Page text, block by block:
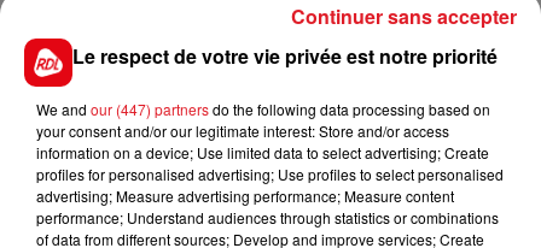
écopé de 8 mois de prison avec sursis. Il a été à
nouveau interpellé lundi, sans masque, dans le bus. Il a
même resisté aux forces de l'ordre. Résultat : il
passera le reste de son confinement en prison.
FIL D'ACTUS
Le respect de votre vie privée est notre priorité
We and our (447) partnersdo the following data processing based on
your consent and/or our legitimate interest: Store and/or access
information on a device; Use limited data to select advertising; Create
profiles for personalised advertising; Use profiles to select personalised
advertising; Measure advertising performance; Measure content
performance; Understand audiences through statistics or combinations
of data from different sources; Develop and improve services; Create
Continuer sans accepter